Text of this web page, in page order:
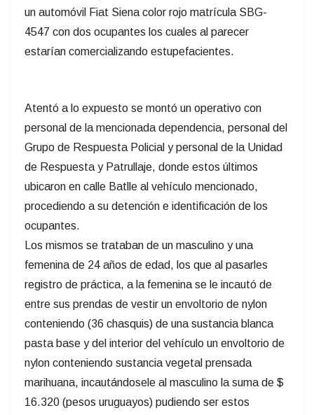
un automóvil Fiat Siena color rojo matrícula SBG-
4547 con dos ocupantes los cuales al parecer
estarían comercializando estupefacientes.
Atentó a lo expuesto se montó un operativo con
personal de la mencionada dependencia, personal del
Grupo de Respuesta Policial y personal de la Unidad
de Respuesta y Patrullaje, donde estos últimos
ubicaron en calle Batlle al vehículo mencionado,
procediendo a su detención e identificación de los
ocupantes.
Los mismos se trataban de un masculino y una
femenina de 24 años de edad, los que al pasarles
registro de práctica, a la femenina se le incautó de
entre sus prendas de vestir un envoltorio de nylon
conteniendo (36 chasquis) de una sustancia blanca
pasta base y del interior del vehículo un envoltorio de
nylon conteniendo sustancia vegetal prensada
marihuana, incautándosele al masculino la suma de $
16.320 (pesos uruguayos) pudiendo ser estos